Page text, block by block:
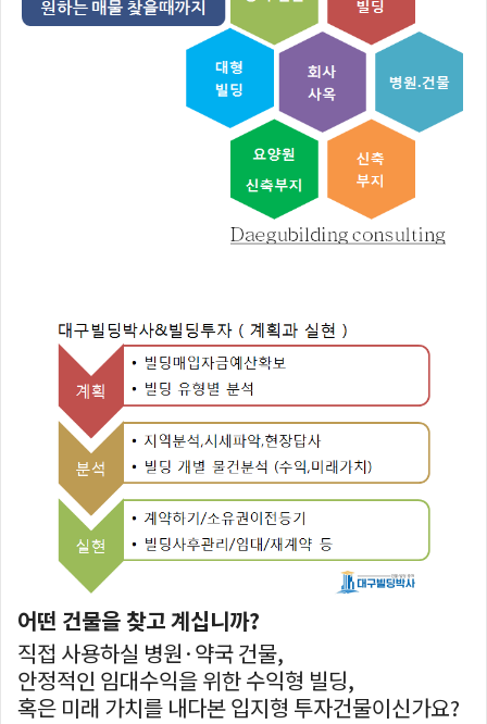
어떤 건물을 찾고 계십니까?
직접 사용하실 병원·약국 건물,
안정적인 임대수익을 위한 수익형 빌딩,
혹은 미래 가치를 내다본 입지형 투자건물이신가요?